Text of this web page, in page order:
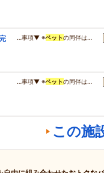
…事項▼ ※ペットの同伴は…
…事項▼ ※ペットの同伴は…
この施